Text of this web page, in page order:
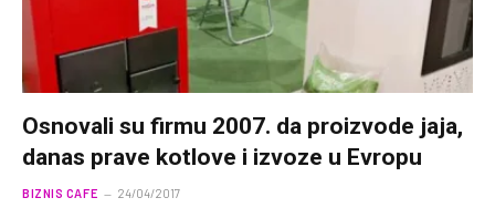
Osnovali su firmu 2007. da proizvode jaja,
danas prave kotlove i izvoze u Evropu
BIZNIS CAFE 24/04/2017